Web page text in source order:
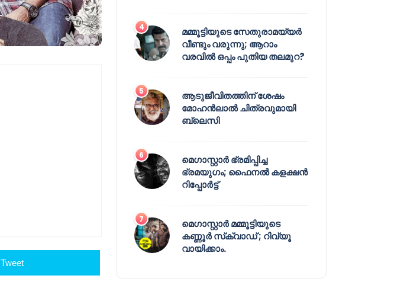
Tweet
മമ്മൂട്ടിയുടെ സേതുരാമയ്യർ
വീണ്ടും വരുന്നു; ആറാം
വരവിൽ ഒപ്പം പുതിയ തലമുറ?
ആടുജീവിതത്തിന് ശേഷം
മോഹൻലാൽ ചിത്രവുമായി
ബ്ലെസി
മെഗാസ്റ്റാർ ഭ്രമിപ്പിച്ച
ഭ്രമയുഗം; ഫൈനൽ കളക്ഷൻ
റിപ്പോർട്ട്
മെഗാസ്റ്റാർ മമ്മൂട്ടിയുടെ
കണ്ണൂർ സ്‌ക്വാഡ് ; റിവ്യൂ
വായിക്കാം.